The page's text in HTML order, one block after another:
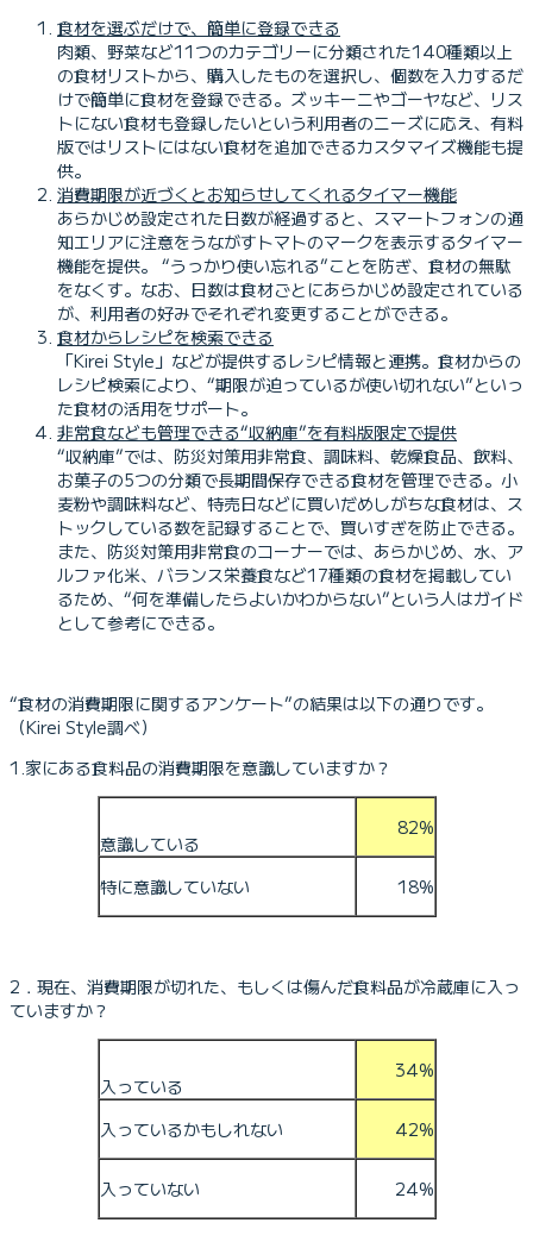
食材を選ぶだけで、簡単に登録できる
肉類、野菜など11つのカテゴリーに分類された140種類以上
の食材リストから、購入したものを選択し、個数を入力するだ
けで簡単に食材を登録できる。ズッキーニやゴーヤなど、リス
トにない食材も登録したいという利用者のニーズに応え、有料
版ではリストにはない食材を追加できるカスタマイズ機能も提
供。
消費期限が近づくとお知らせしてくれるタイマー機能
あらかじめ設定された日数が経過すると、スマートフォンの通
知エリアに注意をうながすトマトのマークを表示するタイマー
機能を提供。 “うっかり使い忘れる”ことを防ぎ、食材の無駄
をなくす。なお、日数は食材ごとにあらかじめ設定されている
が、利用者の好みでそれぞれ変更することができる。
食材からレシピを検索できる
「Kirei Style」などが提供するレシピ情報と連携。食材からの
レシピ検索により、“期限が迫っているが使い切れない”といっ
た食材の活用をサポート。
非常食なども管理できる“収納庫”を有料版限定で提供
“収納庫”では、防災対策用非常食、調味料、乾燥食品、飲料、
お菓子の5つの分類で長期間保存できる食材を管理できる。小
麦粉や調味料など、特売日などに買いだめしがちな食材は、ス
トックしている数を記録することで、買いすぎを防止できる。
また、防災対策用非常食のコーナーでは、あらかじめ、水、ア
ルファ化米、バランス栄養食など17種類の食材を掲載してい
るため、“何を準備したらよいかわからない”という人はガイド
として参考にできる。
“食材の消費期限に関するアンケート”の結果は以下の通りです。
（Kirei Style調べ）
1.家にある食料品の消費期限を意識していますか？
意識している
82%
特に意識していない 18%
2．現在、消費期限が切れた、もしくは傷んだ食料品が冷蔵庫に入っ
ていますか？
入っている
34%
入っているかもしれない 42%
入っていない 24%